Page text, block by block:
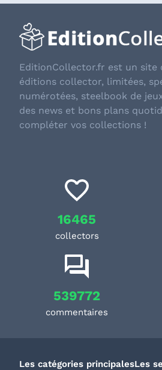
EditionCollector.fr est un site
éditions collector, limitées,
numérotées, steelbook de
des news et bons plans
compléter vos collections !
16465
collectors
539772
commentaires
Les catégories principalesLes